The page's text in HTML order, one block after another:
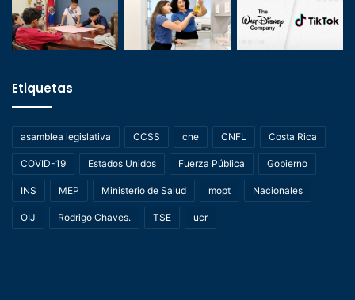
Etiquetas
asamblea legislativa CCSS cne CNFL Costa Rica
COVID-19 Estados Unidos Fuerza Pública Gobierno
INS MEP Ministerio de Salud mopt Nacionales
OIJ Rodrigo Chaves. TSE ucr